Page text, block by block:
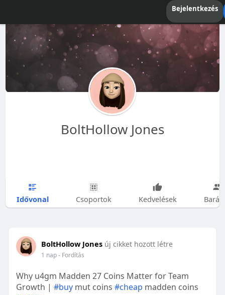
Bejelentkezés
BoltHollow Jones
Idővonal Csoportok Kedvelések
BoltHollow Jones új cikket hozott létre
1 nap- Fordítás
Why u4gm Madden 27 Coins Matter for Team
Growth | #buymut coins #cheap madden coins